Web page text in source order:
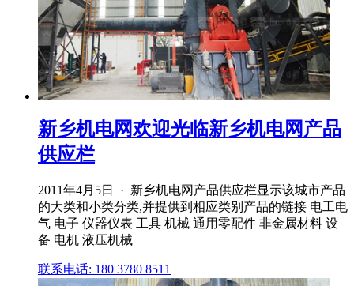
新乡机电网欢迎光临新乡机电网产品
供应栏
2011年4月5日 · 新乡机电网产品供应栏显示该城市产品
的大类和小类分类,并提供到相应类别产品的链接 电工电
气 电子 仪器仪表 工具 机械 通用零配件 非金属材料 设
备 电机 液压机械
联系电话: 180 3780 8511